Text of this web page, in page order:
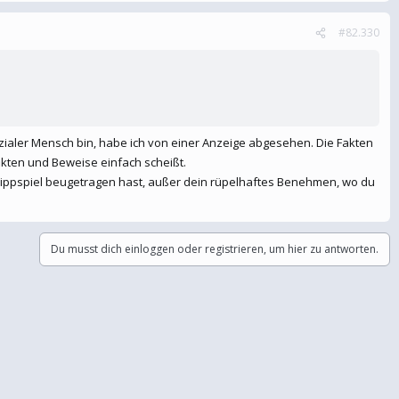
#82.330
Mensch bin, habe ich von einer Anzeige abgesehen. Die Fakten
und Beweise einfach scheißt.
beugetragen hast, außer dein rüpelhaftes Benehmen, wo du
Du musst dich einloggen oder registrieren, um hier zu antworten.